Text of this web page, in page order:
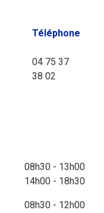
Téléphone
04 75 37
38 02
08h30 - 13h00
14h00 - 18h30
08h30 - 12h00